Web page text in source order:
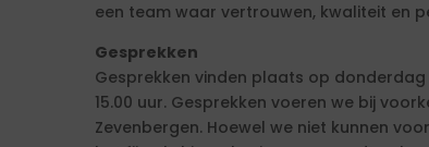
een team waar vertrouwen, kwaliteit en
Gesprekken
Gesprekken vinden plaats op
15.00 uur. Gesprekken voeren we bij
Zevenbergen. Hoewel we niet kunnen